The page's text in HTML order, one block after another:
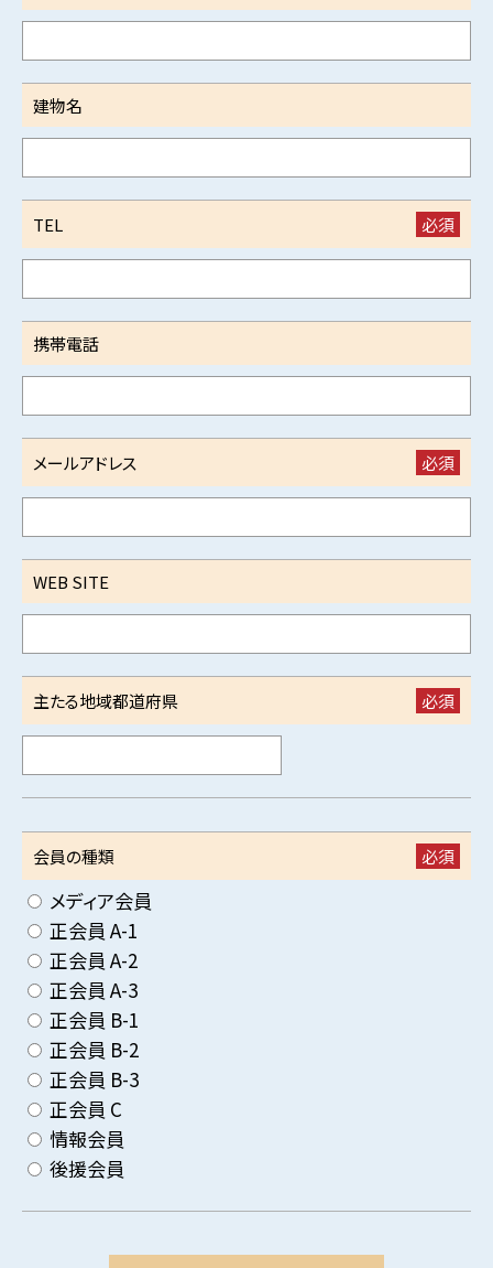
建物名
TEL 必須
携帯電話
メールアドレス 必須
WEB SITE
主たる地域都道府県 必須
会員の種類 必須
メディア会員
正会員 A-1
正会員 A-2
正会員 A-3
正会員 B-1
正会員 B-2
正会員 B-3
正会員 C
情報会員
後援会員